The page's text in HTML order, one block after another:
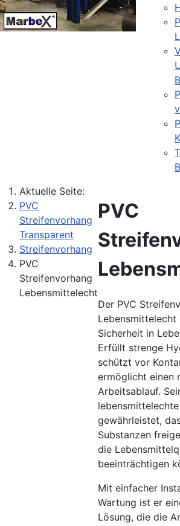
Aktuelle Seite:
PVC
Streifenvorhang
Transparent
Streifenvorhang
PVC
Streifenvorhang
Lebensmittelecht
PVC
Der PVC
Sicherheit in
Erfüllt strenge
schützt vor
ermöglicht einen
Arbeitsablauf.
gewährleistet,
Substanzen
die
beeinträchtigen
Mit einfacher
Wartung ist er
Lösung, die die